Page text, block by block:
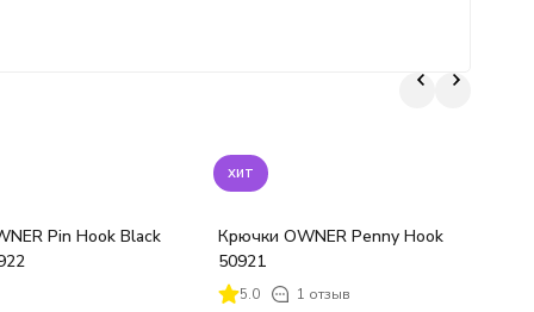
Pin Hook Black
хит
Крючки OWNER Penny Hook
50921
5.0 1 отзыв